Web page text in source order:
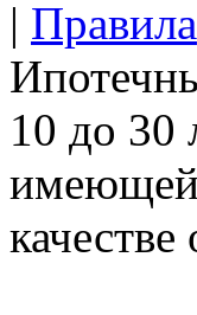
| Правила
10 до 30
качестве